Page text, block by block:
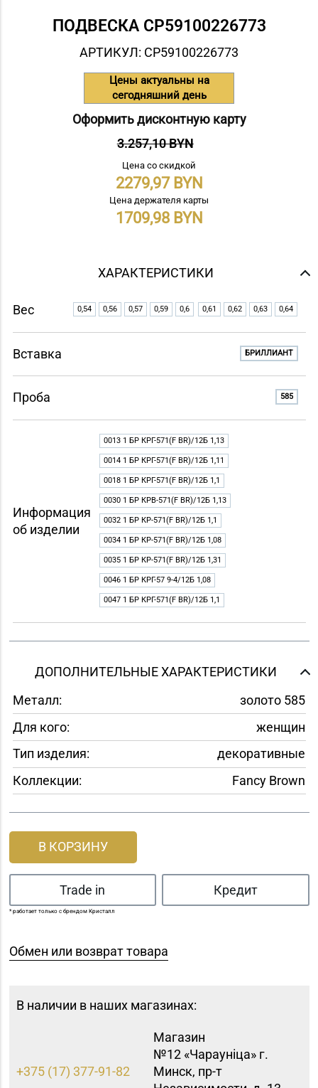
ПОДВЕСКА СP59100226773
АРТИКУЛ: СP59100226773
Цены актуальны на
сегодняшний день
Оформить дисконтную карту
3.257,10 BYN
Цена со скидкой
2279,97
Цена держателя карты
1709,98
ХАРАКТЕРИСТИКИ
Вес 0,54 0,56 0,57 0,59 0,6 0,61 0,62 0,63 0,64
Вставка БРИЛЛИАНТ
Проба 585
Информация
об изделии
0013 1 БР КРГ-571(F BR)/12Б 1,13
0014 1 БР КРГ-571(F BR)/12Б 1,11
0018 1 БР КРГ-571(F BR)/12Б 1,1
0030 1 БР КРВ-571(F BR)/12Б 1,13
0032 1 БР КР-571(F BR)/12Б 1,1
0034 1 БР КР-571(F BR)/12Б 1,08
0035 1 БР КР-571(F BR)/12Б 1,31
0046 1 БР КРГ-57 9-4/12Б 1,08
0047 1 БР КРГ-571(F BR)/12Б 1,1
ДОПОЛНИТЕЛЬНЫЕ ХАРАКТЕРИСТИКИ
Металл:
золото 585
Для кого:
женщин
Тип изделия:
декоративные
Коллекции:
Fancy Brown
В КОРЗИНУ
Trade in Кредит
* работает только с брендом Кристалл
Обмен или возврат товара
В наличии в наших магазинах:
+375 (17) 377-91-82
Магазин
№12 «Чараунiца» г.
Минск, пр-т